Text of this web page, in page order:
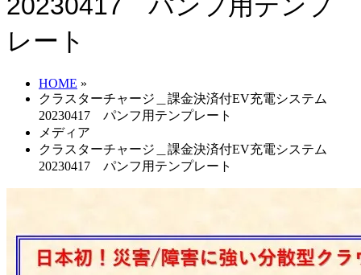
レート
HOME »
クラスターチャージ＿課金決済付EV充電システム
20230417 パンフ用テンプレート
メディア
クラスターチャージ＿課金決済付EV充電システム
20230417 パンフ用テンプレート